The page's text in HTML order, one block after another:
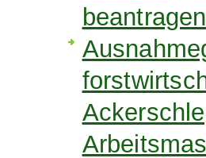
beantragen